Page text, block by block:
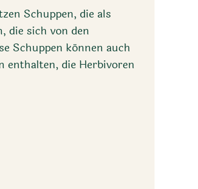
Schuppen, die als
die sich von den
Schuppen können auch
enthalten, die Herbivoren